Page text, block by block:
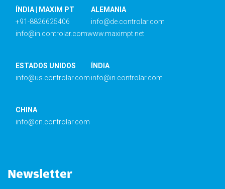
ÍNDIA | MAXIM PT
+91-8826625406
info@in.controlar.comwww.maximpt.net
ALEMANIA
info@de.controlar.com
ESTADOS UNIDOS
info@us.controlar.com
ÍNDIA
info@in.controlar.com
CHINA
info@cn.controlar.com
Newsletter